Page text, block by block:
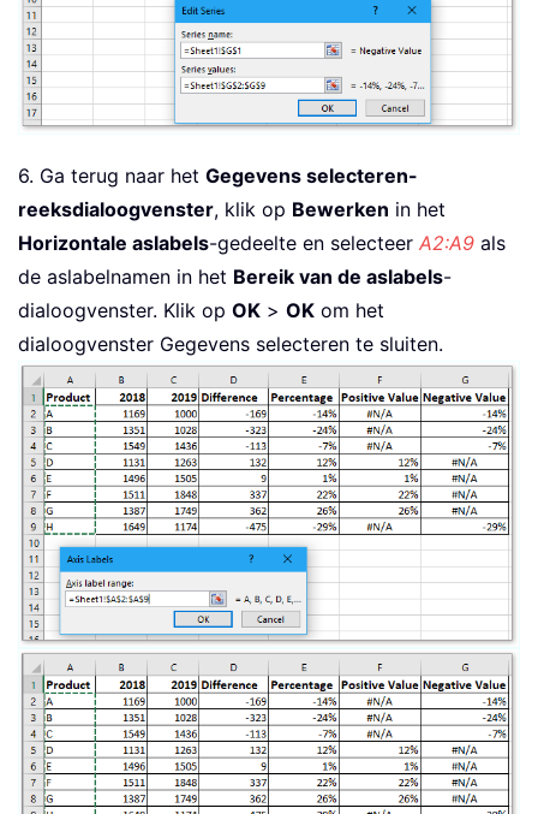
6. Ga terug naar het Gegevens selecteren-
reeksdialoogvenster, klik op Bewerken in het
Horizontale aslabels-gedeelte en selecteer A2:A9 als
de aslabelnamen in het Bereik van de aslabels-
dialoogvenster. Klik op OK > OK om het
dialoogvenster Gegevens selecteren te sluiten.